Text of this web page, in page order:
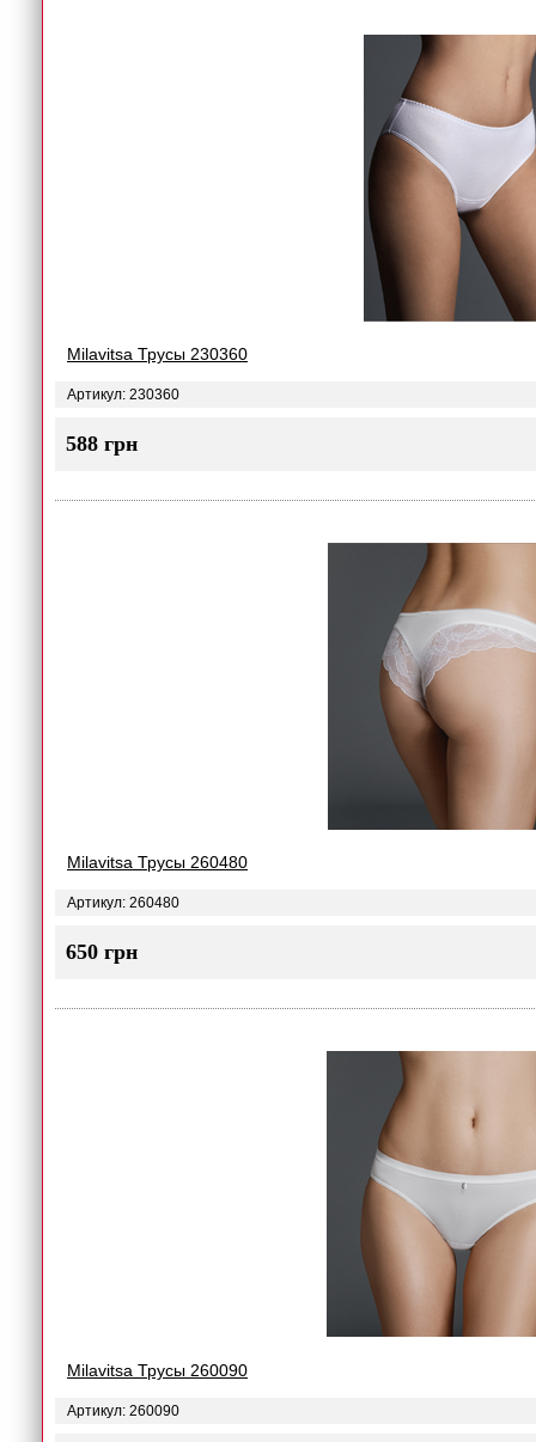
Milavitsa Трусы 230360
Артикул: 230360
588 грн
Milavitsa Трусы 260480
Артикул: 260480
650 грн
Milavitsa Трусы 260090
Артикул: 260090